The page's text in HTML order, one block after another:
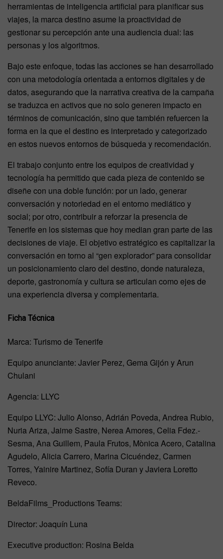
herramientas de inteligencia artificial para planificar sus
viajes, la marca destino asume la proactividad de
gestionar su percepción ante una audiencia dual: las
personas y los algoritmos.
Bajo este enfoque, todas las acciones se han desarrollado
con una metodología orientada a entornos digitales y de
datos, asegurando que la narrativa creativa de la campaña
se traduzca en activos que no solo generen impacto en
términos de comunicación, sino que también refuercen la
forma en la que el destino es interpretado y categorizado
en estos nuevos entornos de búsqueda y recomendación.
El trabajo conjunto entre los equipos de creatividad y
tecnología ha permitido que cada pieza de contenido se
diseñe con una doble función: por un lado, generar
conversación y notoriedad en el entorno mediático y
social; por otro, contribuir a reforzar la presencia de
Tenerife en los sistemas que hoy median gran parte de las
decisiones de viaje. El objetivo estratégico es capitalizar la
conversación en torno al “gen explorador” para consolidar
un posicionamiento claro del destino, donde naturaleza,
deporte, gastronomía y cultura se articulan como ejes de
una experiencia diversa y complementaria.
Ficha Técnica
Marca: Turismo de Tenerife
Equipo anunciante: Javier Perez, Gema Gijón y Arun
Chulani
Agencia: LLYC
Equipo LLYC: Julio Alonso, Adrián Poveda, Andrea Rubio,
Nuria Ariza, Jaime Sastre, Nerea Amores, Celia Fdez.-
Sesma, Ana Guillem, Paula Frutos, Mònica Acero, Catalina
Agudelo, Alicia Carrero, Marina Cicuéndez, Carmen
Torres, Yainire Martinez, Sofía Duran y Javiera Loretto
Reveco.
BeldaFilms_Productions Teams:
Director: Joaquín Luna
Executive production: Rosina Belda